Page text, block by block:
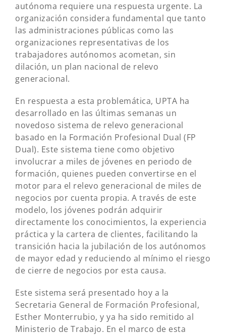
autónoma requiere una respuesta urgente. La
organización considera fundamental que tanto
las administraciones públicas como las
organizaciones representativas de los
trabajadores autónomos acometan, sin
dilación, un plan nacional de relevo
generacional.
En respuesta a esta problemática, UPTA ha
desarrollado en las últimas semanas un
novedoso sistema de relevo generacional
basado en la Formación Profesional Dual (FP
Dual). Este sistema tiene como objetivo
involucrar a miles de jóvenes en periodo de
formación, quienes pueden convertirse en el
motor para el relevo generacional de miles de
negocios por cuenta propia. A través de este
modelo, los jóvenes podrán adquirir
directamente los conocimientos, la experiencia
práctica y la cartera de clientes, facilitando la
transición hacia la jubilación de los autónomos
de mayor edad y reduciendo al mínimo el riesgo
de cierre de negocios por esta causa.
Este sistema será presentado hoy a la
Secretaria General de Formación Profesional,
Esther Monterrubio, y ya ha sido remitido al
Ministerio de Trabajo. En el marco de esta